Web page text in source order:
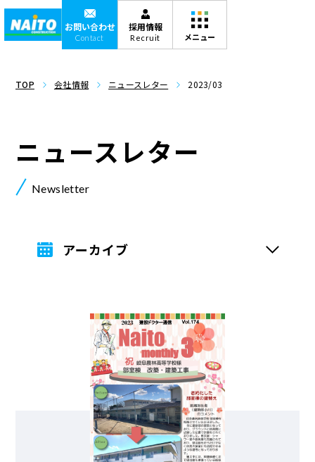
お問い合わせ
Contact
採用情報
Recruit
TOP 会社情報 ニュースレター 2023/03
Newsletter
ニュースレター
アーカイブ